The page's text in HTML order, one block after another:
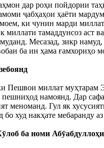
дар роҳи пойдории
ҷабҳаҳои ҳаёти
ки чунин марди
тамаддунсоз
Месазад, зикр
ба ин ҳама ғамхориҳо
Пешвои миллат
пешниҳод намоянд. Дар
меноманд. Гул як
худ накҳате мебаранду
ба номи